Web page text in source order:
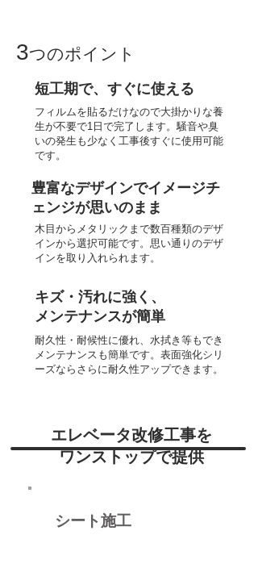
3つのポイント
短工期で、すぐに使える
フィルムを貼るだけなので大掛かりな養
生が不要で1日で完了します。騒音や臭
いの発生も少なく工事後すぐに使用可能
です。
豊富なデザインでイメージチ
ェンジが思いのまま
木目からメタリックまで数百種類のデザ
インから選択可能です。思い通りのデザ
インを取り入れられます。
キズ・汚れに強く、
メンテナンスが簡単
耐久性・耐候性に優れ、水拭き等もでき
メンテナンスも簡単です。表面強化シリ
ーズならさらに耐久性アップできます。
シート施工
​エレベータ改修工事を
ワンストップで提供